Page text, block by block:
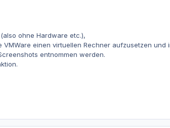
ohne Hardware etc.),
einen virtuellen Rechner aufzusetzen
entnommen werden.